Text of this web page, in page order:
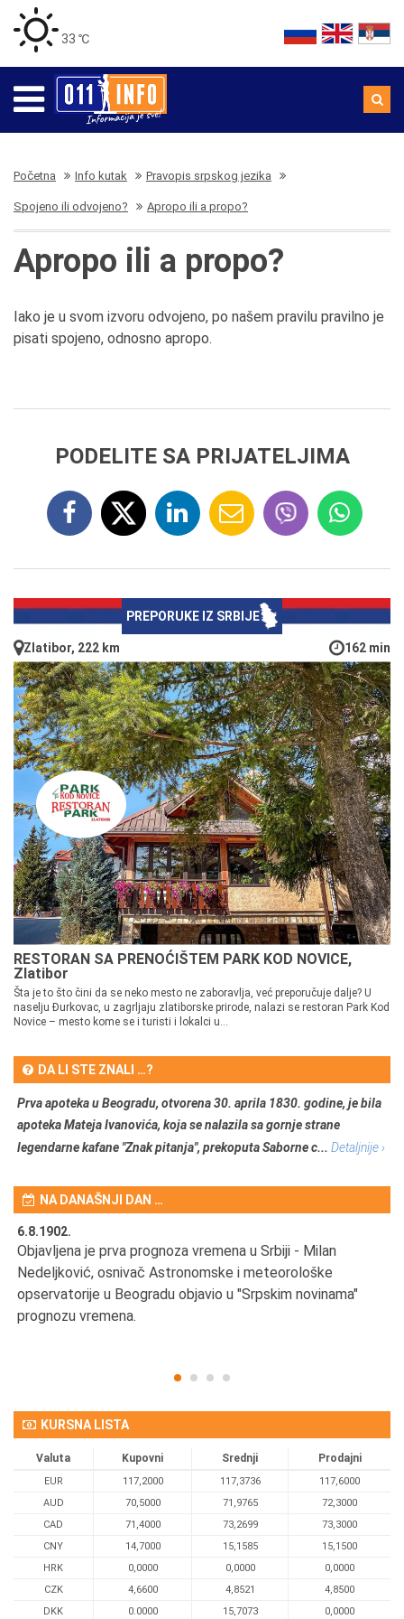
33 ℃
Početna Info kutak Pravopis srpskog jezika
Spojeno ili odvojeno? Apropo ili a propo?
Apropo ili a propo?
Iako je u svom izvoru odvojeno, po našem pravilu pravilno je
pisati spojeno, odnosno apropo.
PODELITE SA PRIJATELJIMA
PREPORUKE IZ SRBIJE
Zlatibor, 222 km 162 min
RESTORAN SA PRENOĆIŠTEM PARK KOD NOVICE,
Zlatibor
Šta je to što čini da se neko mesto ne zaboravlja, već preporučuje dalje? U
naselju Đurkovac, u zagrljaju zlatiborske prirode, nalazi se restoran Park Kod
Novice – mesto kome se i turisti i lokalci u...
DA LI STE ZNALI …?
Prva apoteka u Beogradu, otvorena 30. aprila 1830. godine, je bila
apoteka Mateja Ivanovića, koja se nalazila sa gornje strane
legendarne kafane "Znak pitanja", prekoputa Saborne c... Detaljnije ›
NA DANAŠNJI DAN …
6.8.1902.
Objavljena je prva prognoza vremena u Srbiji - Milan
Nedeljković, osnivač Astronomske i meteorološke
opservatorije u Beogradu objavio u "Srpskim novinama"
prognozu vremena.
KURSNA LISTA
Valuta Kupovni Srednji Prodajni
EUR 117,2000 117,3736
117,6000
AUD
70,5000 71,9765
72,3000
CAD
71,4000 73,2699
73,3000
CNY
14,7000 15,1585
15,1500
HRK
0,0000 0,0000
0,0000
CZK
4,6600 4,8521
4,8500
DKK
0.0000 15,7073 0,0000